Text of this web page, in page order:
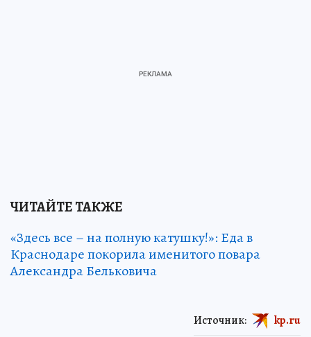
ЧИТАЙТЕ ТАКЖЕ
«Здесь все – на полную катушку!»: Еда в
Краснодаре покорила именитого повара
Александра Бельковича
Источник: kp.ru